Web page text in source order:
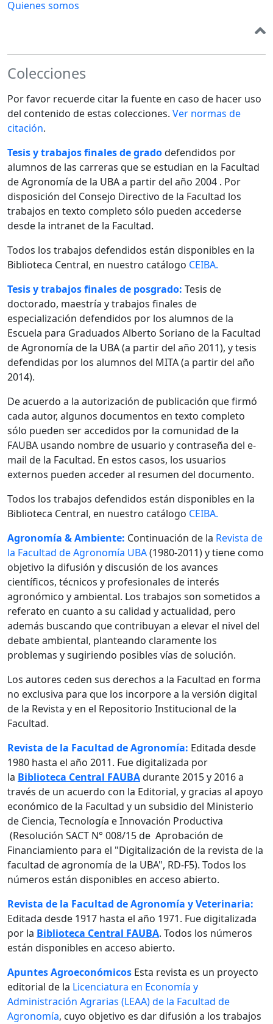
Quienes somos
Colecciones
Por favor recuerde citar la fuente en caso de hacer uso
del contenido de estas colecciones. Ver normas de
citación.
Tesis y trabajos finales de gradodefendidos por
alumnos de las carreras que se estudian en la Facultad
de Agronomía de la UBA a partir del año 2004 . Por
disposición del Consejo Directivo de la Facultad los
trabajos en texto completo sólo pueden accederse
desde la intranet de la Facultad.
Todos los trabajos defendidos están disponibles en la
Biblioteca Central, en nuestro catálogo CEIBA.
Tesis y trabajos finales de posgrado: Tesis de
doctorado, maestría y trabajos finales de
especialización defendidos por los alumnos de la
Escuela para Graduados Alberto Soriano de la Facultad
de Agronomía de la UBA (a partir del año 2011), y tesis
defendidas por los alumnos del MITA (a partir del año
2014).
De acuerdo a la autorización de publicación que firmó
cada autor, algunos documentos en texto completo
sólo pueden ser accedidos por la comunidad de la
FAUBA usando nombre de usuario y contraseña del e-
mail de la Facultad. En estos casos, los usuarios
externos pueden acceder al resumen del documento.
Todos los trabajos defendidos están disponibles en la
Biblioteca Central, en nuestro catálogo CEIBA.
Agronomía & Ambiente: Continuación de la Revista de
la Facultad de Agronomía UBA(1980-2011) y tiene como
objetivo la difusión y discusión de los avances
científicos, técnicos y profesionales de interés
agronómico y ambiental. Los trabajos son sometidos a
referato en cuanto a su calidad y actualidad, pero
además buscando que contribuyan a elevar el nivel del
debate ambiental, planteando claramente los
problemas y sugiriendo posibles vías de solución.
Los autores ceden sus derechos a la Facultad en forma
no exclusiva para que los incorpore a la versión digital
de la Revista y en el Repositorio Institucional de la
Facultad.
Revista de la Facultad de Agronomía: Editada desde
1980 hasta el año 2011. Fue digitalizada por
la Biblioteca Central FAUBAdurante 2015 y 2016 a
través de un acuerdo con la Editorial, y gracias al apoyo
económico de la Facultad y un subsidio del Ministerio
de Ciencia, Tecnología e Innovación Productiva
(Resolución SACT N° 008/15 de Aprobación de
Financiamiento para el "Digitalización de la revista de la
facultad de agronomía de la UBA", RD-F5). Todos los
números están disponibles en acceso abierto.
Revista de la Facultad de Agronomía y Veterinaria:
Editada desde 1917 hasta el año 1971. Fue digitalizada
por la Biblioteca Central FAUBA. Todos los números
están disponibles en acceso abierto.
Apuntes Agroeconómicos Esta revista es un proyecto
editorial de la Licenciatura en Economía y
Administración Agrarias (LEAA) de la Facultad de
Agronomía, cuyo objetivo es dar difusión a los trabajos